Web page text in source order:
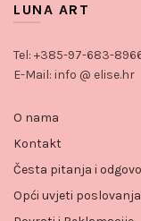
LUNA ART
Tel: +385-97-683-
E-Mail: info @ elise.hr
O nama
Kontakt
Česta pitanja i
Opći uvjeti poslovanja